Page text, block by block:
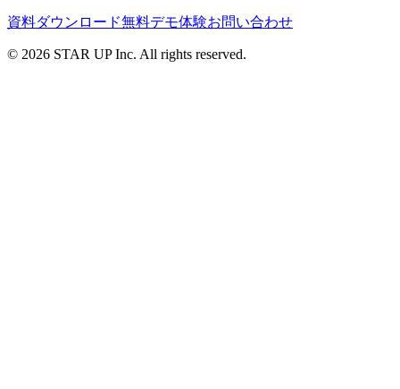
資料ダウンロード無料デモ体験お問い合わせ
© 2026 STAR UP Inc. All rights reserved.